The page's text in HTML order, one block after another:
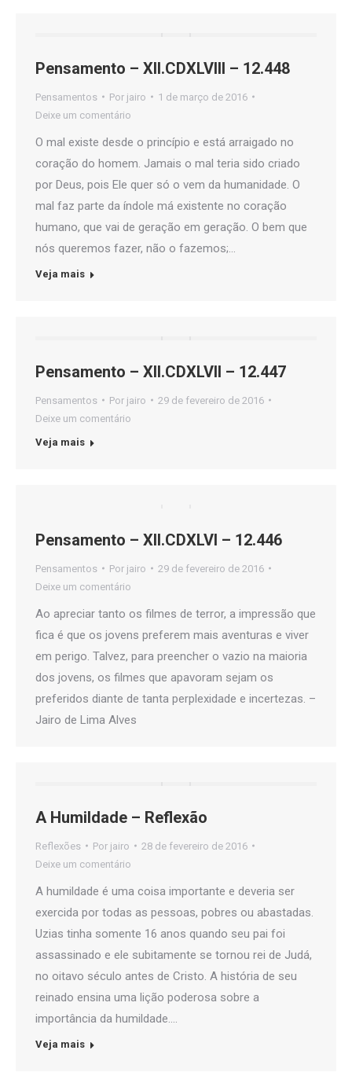
Pensamento – XII.CDXLVIII – 12.448
Pensamentos Por jairo
1 de março de 2016
Deixe um comentário
O mal existe desde o princípio e está arraigado no
coração do homem. Jamais o mal teria sido criado
por Deus, pois Ele quer só o vem da humanidade. O
mal faz parte da índole má existente no coração
humano, que vai de geração em geração. O bem que
nós queremos fazer, não o fazemos;…
Veja mais
Pensamento – XII.CDXLVII – 12.447
Pensamentos Por jairo
29 de fevereiro de 2016
Deixe um comentário
Veja mais
Pensamento – XII.CDXLVI – 12.446
Pensamentos Por jairo
29 de fevereiro de 2016
Deixe um comentário
Ao apreciar tanto os filmes de terror, a impressão que
fica é que os jovens preferem mais aventuras e viver
em perigo. Talvez, para preencher o vazio na maioria
dos jovens, os filmes que apavoram sejam os
preferidos diante de tanta perplexidade e incertezas. –
Jairo de Lima Alves
A Humildade – Reflexão
Reflexões Por jairo
28 de fevereiro de 2016
Deixe um comentário
A humildade é uma coisa importante e deveria ser
exercida por todas as pessoas, pobres ou abastadas.
Uzias tinha somente 16 anos quando seu pai foi
assassinado e ele subitamente se tornou rei de Judá,
no oitavo século antes de Cristo. A história de seu
reinado ensina uma lição poderosa sobre a
importância da humildade.…
Veja mais